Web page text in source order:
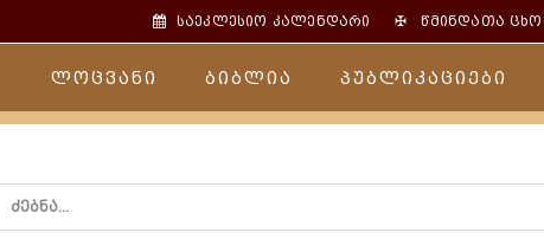
საეკლესიო კალენდარი ✠წმინდათა
ლოცვანი ბიბლია პუბლიკაციები